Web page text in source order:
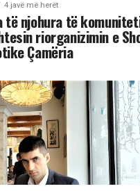
4 javë më herët
të njohura të
riorganizimin e
Çamëria